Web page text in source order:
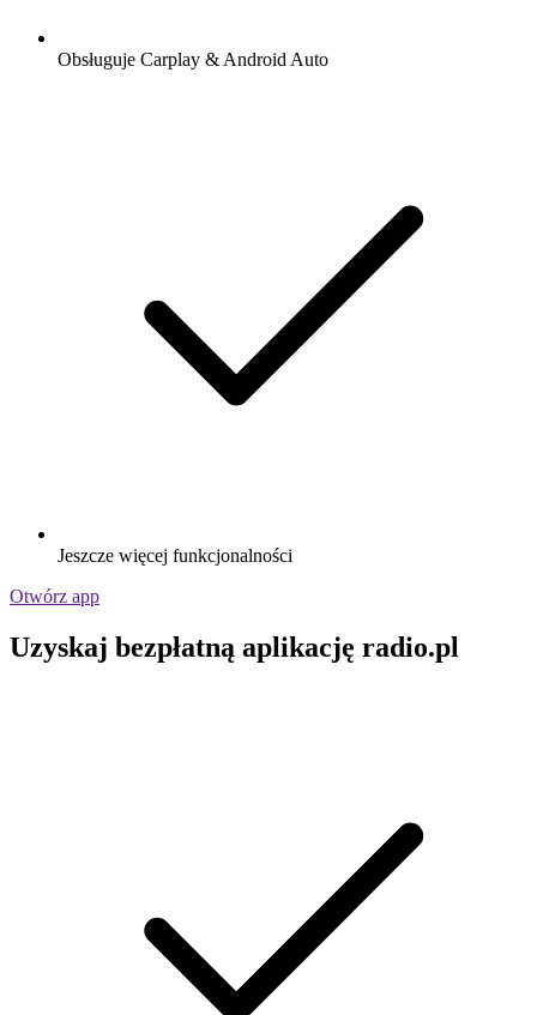
Obsługuje Carplay & Android Auto
Jeszcze więcej funkcjonalności
Otwórz app
Uzyskaj bezpłatną aplikację radio.pl